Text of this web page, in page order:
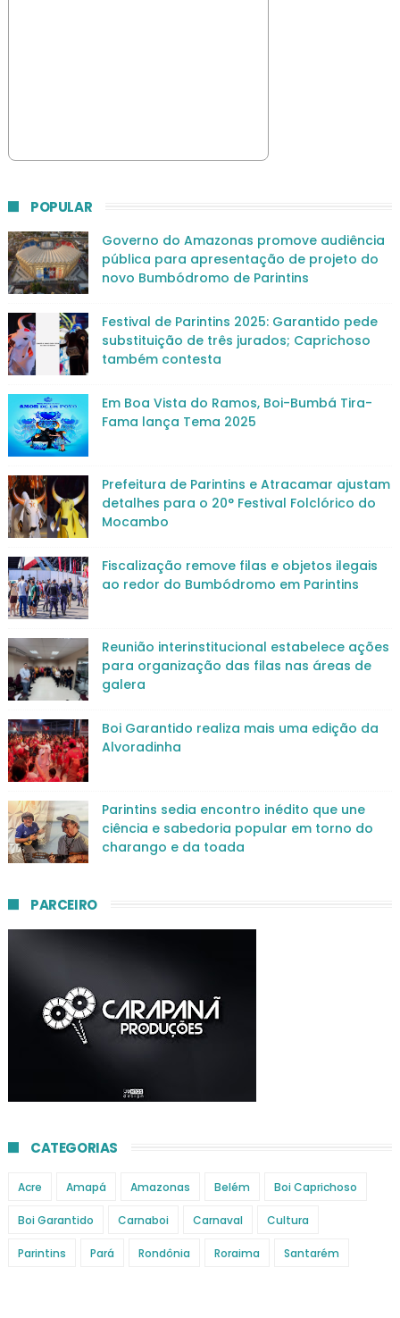
POPULAR
Governo do Amazonas promove audiência
pública para apresentação de projeto do
novo Bumbódromo de Parintins
Festival de Parintins 2025: Garantido pede
substituição de três jurados; Caprichoso
também contesta
Em Boa Vista do Ramos, Boi-Bumbá Tira-
Fama lança Tema 2025
Prefeitura de Parintins e Atracamar ajustam
detalhes para o 20° Festival Folclórico do
Mocambo
Fiscalização remove filas e objetos ilegais
ao redor do Bumbódromo em Parintins
Reunião interinstitucional estabelece ações
para organização das filas nas áreas de
galera
Boi Garantido realiza mais uma edição da
Alvoradinha
Parintins sedia encontro inédito que une
ciência e sabedoria popular em torno do
charango e da toada
PARCEIRO
CATEGORIAS
Acre Amapá Amazonas Belém Boi Caprichoso
Boi Garantido Carnaboi Carnaval Cultura
Parintins Pará Rondônia Roraima Santarém